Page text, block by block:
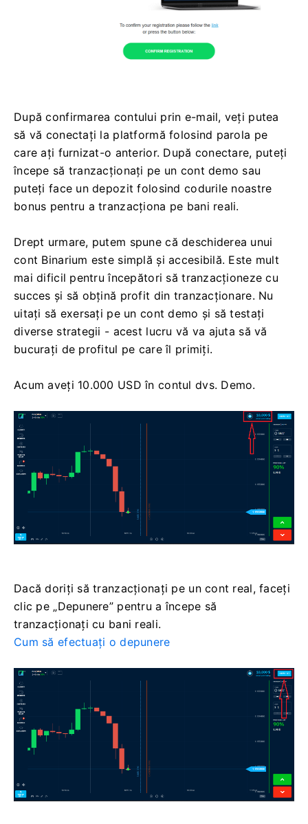
După confirmarea contului prin e-mail, veți putea
să vă conectați la platformă folosind parola pe
care ați furnizat-o anterior. După conectare, puteți
începe să tranzacționați pe un cont demo sau
puteți face un depozit folosind codurile noastre
bonus pentru a tranzacționa pe bani reali.
Drept urmare, putem spune că deschiderea unui
cont Binarium este simplă și accesibilă. Este mult
mai dificil pentru începători să tranzacționeze cu
succes și să obțină profit din tranzacționare. Nu
uitați să exersați pe un cont demo și să testați
diverse strategii - acest lucru vă va ajuta să vă
bucurați de profitul pe care îl primiți.
Acum aveți 10.000 USD în contul dvs. Demo.
Dacă doriți să tranzacționați pe un cont real, faceți
clic pe „Depunere” pentru a începe să
tranzacționați cu bani reali.
Cum să efectuați o depunere